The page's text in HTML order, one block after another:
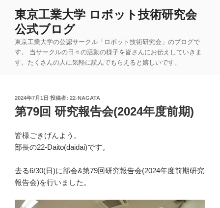
東京工業大学 ロボット技術研究会
公式ブログ
東京工業大学の公認サークル「ロボット技術研究会」のブログで
す。 当サークルの日々の活動の様子を皆さんにお伝えしていきま
す。たくさんの人に気軽に読んでもらえると嬉しいです。
投
稿
日:
2024年7月1日 投稿者: 22-NAGATA
第79回 研究報告会(2024年度前期)
皆様ごきげんよう。
部長の22-Daito(daidai)です。
去る6/30(日)に部会&第79回研究報告会(2024年度前期研究
報告会)を行いました。